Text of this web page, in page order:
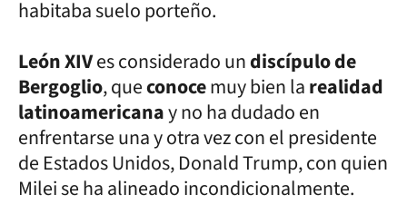
habitaba suelo porteño.
León XIVes considerado undiscípulo de
Bergoglio, queconocemuy bien larealidad
latinoamericanay no ha dudado en
enfrentarse una y otra vez con el presidente
de Estados Unidos, Donald Trump, con quien
Milei se ha alineado incondicionalmente.